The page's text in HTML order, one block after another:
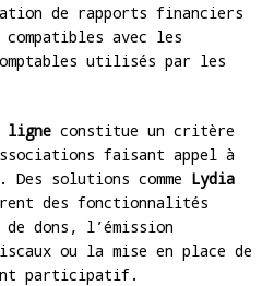
de rapports financiers
compatibles avec les
utilisés par les
ligne constitue un critère
faisant appel à
solutions comme Lydia
des fonctionnalités
dons, l’émission
ou la mise en place de
participatif.